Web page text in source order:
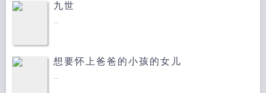
九世
...
想要怀上爸爸的小孩的女儿
...